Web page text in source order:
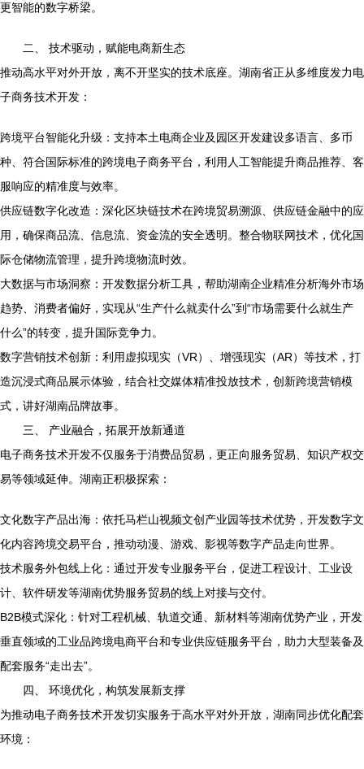
更智能的数字桥梁。
二、 技术驱动，赋能电商新生态
推动高水平对外开放，离不开坚实的技术底座。湖南省正从多维度发力电
子商务技术开发：
跨境平台智能化升级：支持本土电商企业及园区开发建设多语言、多币
种、符合国际标准的跨境电子商务平台，利用人工智能提升商品推荐、客
服响应的精准度与效率。
供应链数字化改造：深化区块链技术在跨境贸易溯源、供应链金融中的应
用，确保商品流、信息流、资金流的安全透明。整合物联网技术，优化国
际仓储物流管理，提升跨境物流时效。
大数据与市场洞察：开发数据分析工具，帮助湖南企业精准分析海外市场
趋势、消费者偏好，实现从“生产什么就卖什么”到“市场需要什么就生产
什么”的转变，提升国际竞争力。
数字营销技术创新：利用虚拟现实（VR）、增强现实（AR）等技术，打
造沉浸式商品展示体验，结合社交媒体精准投放技术，创新跨境营销模
式，讲好湖南品牌故事。
三、 产业融合，拓展开放新通道
电子商务技术开发不仅服务于消费品贸易，更正向服务贸易、知识产权交
易等领域延伸。湖南正积极探索：
文化数字产品出海：依托马栏山视频文创产业园等技术优势，开发数字文
化内容跨境交易平台，推动动漫、游戏、影视等数字产品走向世界。
技术服务外包线上化：通过开发专业服务平台，促进工程设计、工业设
计、软件研发等湖南优势服务贸易的线上对接与交付。
B2B模式深化：针对工程机械、轨道交通、新材料等湖南优势产业，开发
垂直领域的工业品跨境电商平台和专业供应链服务平台，助力大型装备及
配套服务“走出去”。
四、 环境优化，构筑发展新支撑
为推动电子商务技术开发切实服务于高水平对外开放，湖南同步优化配套
环境：